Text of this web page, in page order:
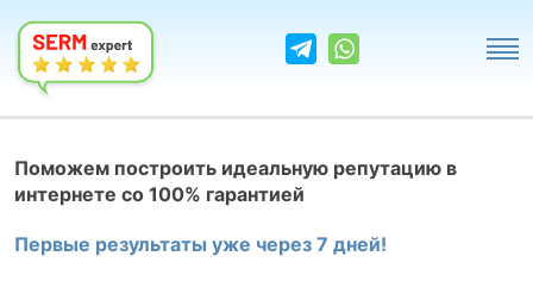
Поможем построить идеальную репутацию в
интернете со 100% гарантией
Первые результаты уже через 7 дней!